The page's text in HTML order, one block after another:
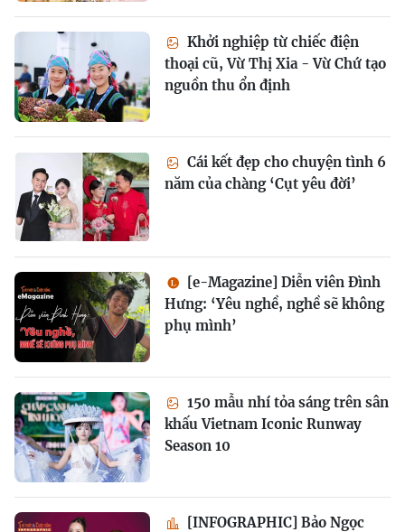
Khởi nghiệp từ chiếc điện
thoại cũ, Vừ Thị Xia - Vừ Chứ tạo
nguồn thu ổn định
Cái kết đẹp cho chuyện tình 6
năm của chàng ‘Cụt yêu đời’
[e-Magazine] Diễn viên Đình
Hưng: ‘Yêu nghề, nghề sẽ không
phụ mình’
150 mẫu nhí tỏa sáng trên sân
khấu Vietnam Iconic Runway
Season 10
[INFOGRAPHIC] Bảo Ngọc